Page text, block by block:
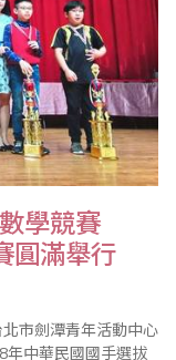
學競賽
圓滿舉行
市劍潭青年活動中心
年中華民國國手選拔